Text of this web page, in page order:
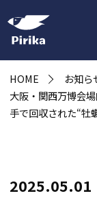
HOME
お知ら
大阪・関西万博会
手で回収された“牡
2025.05.01